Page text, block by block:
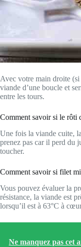
Avec votre main droite
viande d’une boucle et
entre les tours.
Comment savoir si le rôti
Une fois la viande cuite,
prenez pas car il perd du
toucher.
Comment savoir si filet
Vous pouvez évaluer la
résistance, la viande est
lorsqu’il est à 63°C à
Ne manquez pas cet